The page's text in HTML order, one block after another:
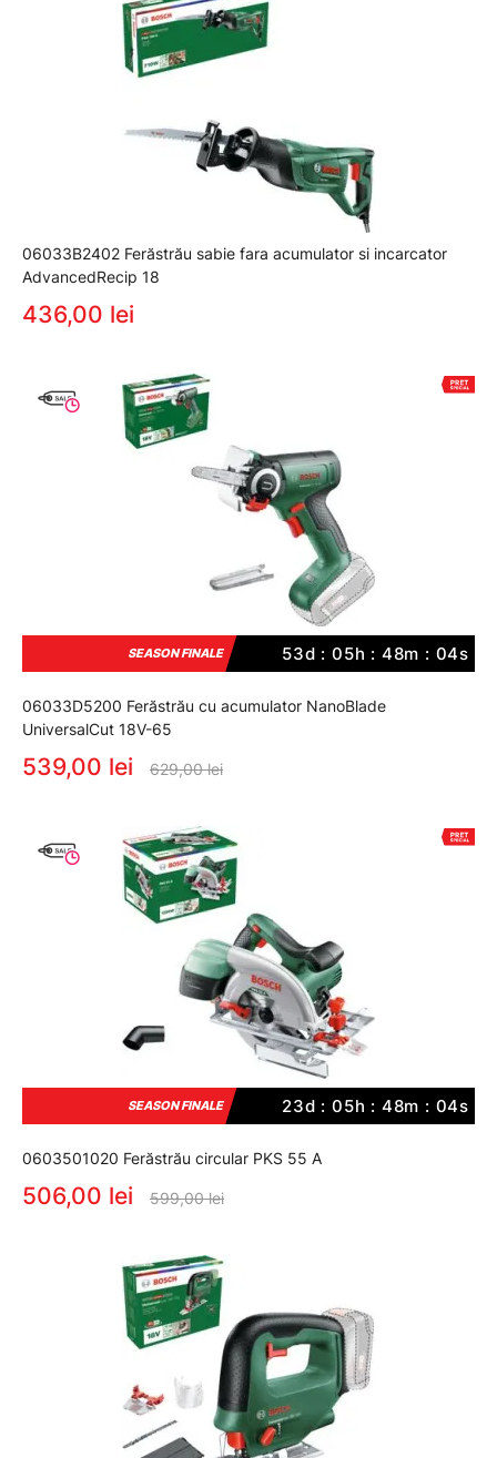
06033B2402 Ferăstrău sabie fara acumulator si incarcator
AdvancedRecip 18
436,00 lei
SEASON FINALE 53d : 05h : 48m : 03s
06033D5200 Ferăstrău cu acumulator NanoBlade
UniversalCut 18V-65
539,00 lei 629,00 lei
SEASON FINALE 23d : 05h : 48m : 03s
0603501020 Ferăstrău circular PKS 55 A
506,00 lei 599,00 lei